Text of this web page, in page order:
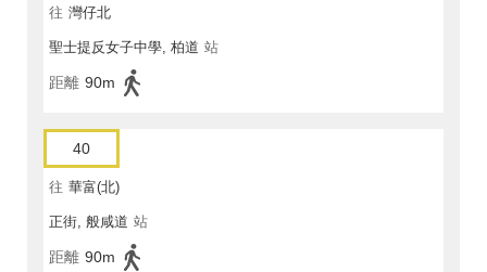
往 灣仔北
聖士提反女子中學, 柏道 站
距離 90m
40
往 華富(北)
正街, 般咸道 站
距離 90m